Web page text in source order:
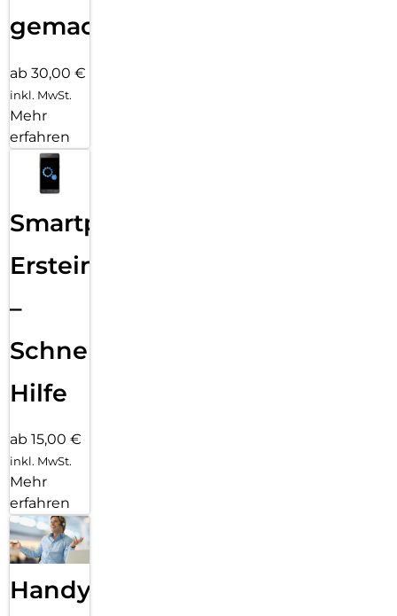
gemacht!
ab 30,00 €
inkl. MwSt.
Mehr
erfahren
Smartphone
Ersteinrichtung
–
Schnelle
Hilfe
ab 15,00 €
inkl. MwSt.
Mehr
erfahren
Handy